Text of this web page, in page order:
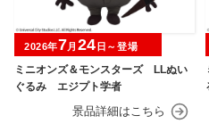
ミニオンズ＆モンスターズ LLぬい
ぐるみ エジプト学者
2026年7月 24 日～登場